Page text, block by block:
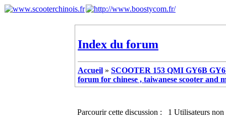
Index du forum
Accueil » SCOOTER 153 QMI GY6B
forum for chinese , taiwanese scooter and
Parcourir cette discussion : 1 Utilisateurs non